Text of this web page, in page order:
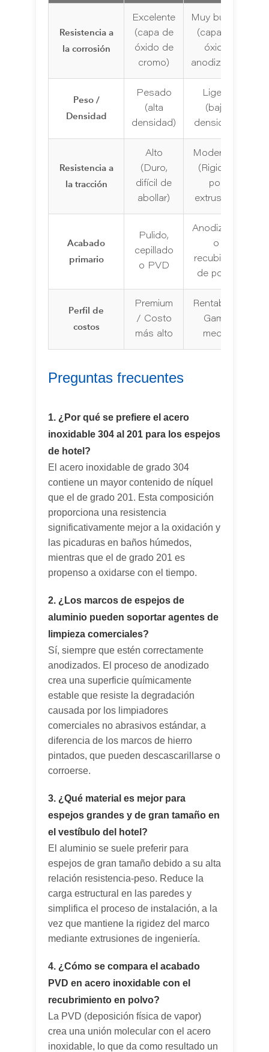
Resistencia a
la corrosión
Excelente
(capa de
óxido de
cromo)
Muy bueno
(capa de
óxido
anodizado)
Peso /
Densidad
Pesado
(alta
densidad)
Ligero
(baja
densidad)
Resistencia a
la tracción
Alto
(Duro,
difícil de
abollar)
Moderado
(Rigidez
por
extrusión)
Acabado
primario
Pulido,
cepillado
o PVD
Anodizado
o
recubierto
de polvo
Perfil de
costos
Premium
/ Costo
más alto
Rentable /
Gama
media
Preguntas frecuentes
1. ¿Por qué se prefiere el acero
inoxidable 304 al 201 para los espejos
de hotel?
El acero inoxidable de grado 304
contiene un mayor contenido de níquel
que el de grado 201. Esta composición
proporciona una resistencia
significativamente mejor a la oxidación y
las picaduras en baños húmedos,
mientras que el de grado 201 es
propenso a oxidarse con el tiempo.
2. ¿Los marcos de espejos de
aluminio pueden soportar agentes de
limpieza comerciales?
Sí, siempre que estén correctamente
anodizados. El proceso de anodizado
crea una superficie químicamente
estable que resiste la degradación
causada por los limpiadores
comerciales no abrasivos estándar, a
diferencia de los marcos de hierro
pintados, que pueden descascarillarse o
corroerse.
3. ¿Qué material es mejor para
espejos grandes y de gran tamaño en
el vestíbulo del hotel?
El aluminio se suele preferir para
espejos de gran tamaño debido a su alta
relación resistencia-peso. Reduce la
carga estructural en las paredes y
simplifica el proceso de instalación, a la
vez que mantiene la rigidez del marco
mediante extrusiones de ingeniería.
4. ¿Cómo se compara el acabado
PVD en acero inoxidable con el
recubrimiento en polvo?
La PVD (deposición física de vapor)
crea una unión molecular con el acero
inoxidable, lo que da como resultado un